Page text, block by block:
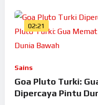
02:21
Sains
Goa Pluto Turki:
Dipercaya Pintu